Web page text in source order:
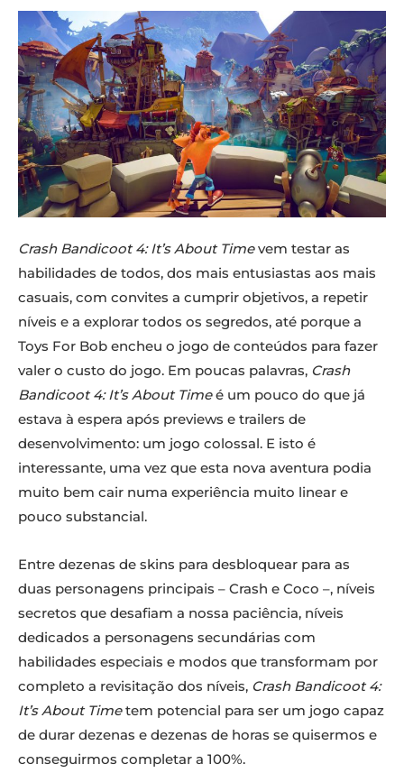
Crash Bandicoot 4: It’s About Timevem testar as
habilidades de todos, dos mais entusiastas aos mais
casuais, com convites a cumprir objetivos, a repetir
níveis e a explorar todos os segredos, até porque a
Toys For Bob encheu o jogo de conteúdos para fazer
valer o custo do jogo. Em poucas palavras, Crash
Bandicoot 4: It’s About Timeé um pouco do que já
estava à espera após previews e trailers de
desenvolvimento: um jogo colossal. E isto é
interessante, uma vez que esta nova aventura podia
muito bem cair numa experiência muito linear e
pouco substancial.
Entre dezenas de skins para desbloquear para as
duas personagens principais – Crash e Coco –, níveis
secretos que desafiam a nossa paciência, níveis
dedicados a personagens secundárias com
habilidades especiais e modos que transformam por
completo a revisitação dos níveis, Crash Bandicoot 4:
It’s About Timetem potencial para ser um jogo capaz
de durar dezenas e dezenas de horas se quisermos e
conseguirmos completar a 100%.